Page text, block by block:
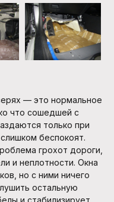
— это нормальное
что сошедшей с
только при
беспокоят.
грохот дороги,
и неплотности. Окна
но с ними ничего
остальную
и стабилизирует